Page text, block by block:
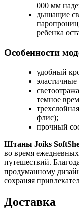
000 мм
дышащие
ребенка
Особенности
удобный
темное
флис);
прочный
Штаны Joiks
во время
путешествий.
продуманному
сохраняя
Доставка